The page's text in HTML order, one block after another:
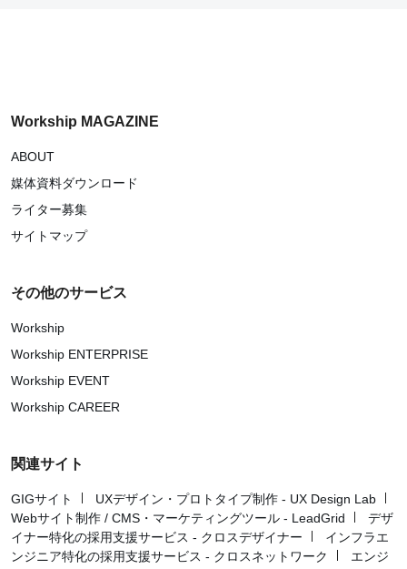
Workship MAGAZINE
ABOUT
媒体資料ダウンロード
ライター募集
サイトマップ
その他のサービス
Workship
Workship ENTERPRISE
Workship EVENT
Workship CAREER
関連サイト
GIGサイト
UXデザイン・プロトタイプ制作 - UX Design Lab
Webサイト制作 / CMS・マーケティングツール - LeadGrid
デザ
イナー特化の採用支援サービス - クロスデザイナー
インフラエ
ンジニア特化の採用支援サービス - クロスネットワーク
エンジ